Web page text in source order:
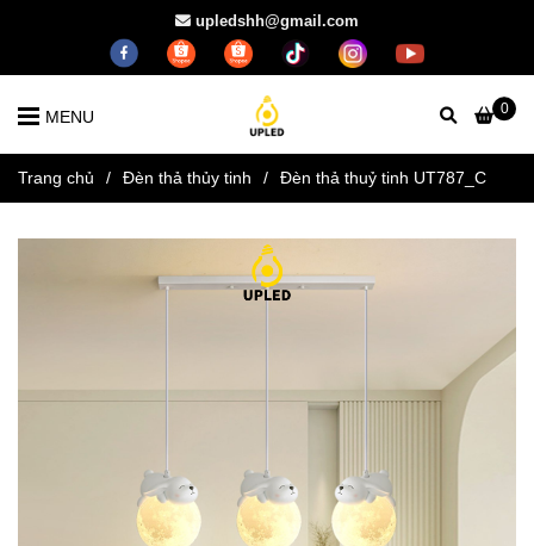
upledshh@gmail.com
0
MENU
Trang chủ / Đèn thả thủy tinh / Đèn thả thuỷ tinh UT787_C